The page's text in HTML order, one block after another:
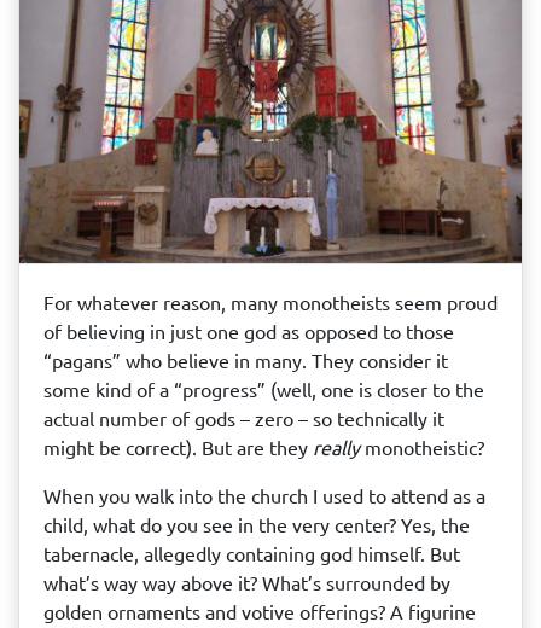
For whatever reason, many monotheists seem proud
of believing in just one god as opposed to those
“pagans” who believe in many. They consider it
some kind of a “progress” (well, one is closer to the
actual number of gods – zero – so technically it
might be correct). But are they reallymonotheistic?
When you walk into the church I used to attend as a
child, what do you see in the very center? Yes, the
tabernacle, allegedly containing god himself. But
what’s way way above it? What’s surrounded by
golden ornaments and votive offerings? A figurine